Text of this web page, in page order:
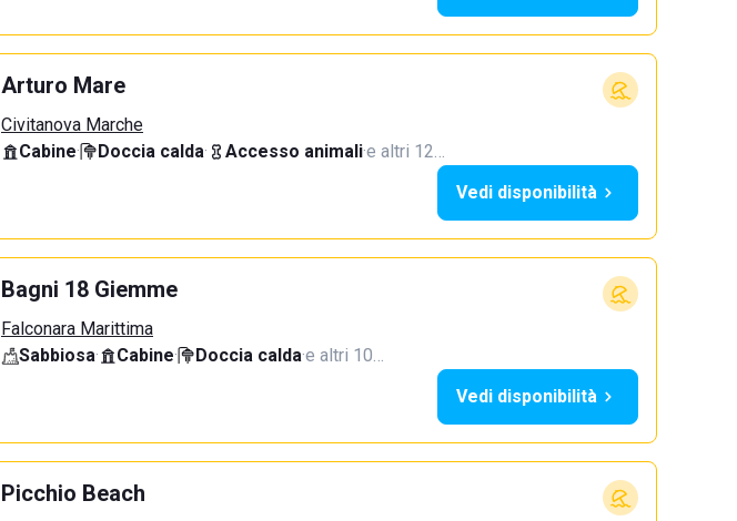
Arturo Mare
Civitanova Marche
Cabine· Doccia calda· Accesso animali·e altri 12…
Vedi disponibilità
Bagni 18 Giemme
Falconara Marittima
Sabbiosa· Cabine· Doccia calda·e altri 10…
Vedi disponibilità
Picchio Beach